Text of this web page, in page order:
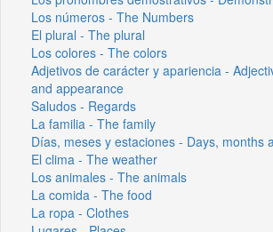
Los números - The Numbers
El plural - The plural
Los colores - The colors
Adjetivos de carácter y apariencia -
and appearance
Saludos - Regards
La familia - The family
Días, meses y estaciones - Days, months
El clima - The weather
Los animales - The animals
La comida - The food
La ropa - Clothes